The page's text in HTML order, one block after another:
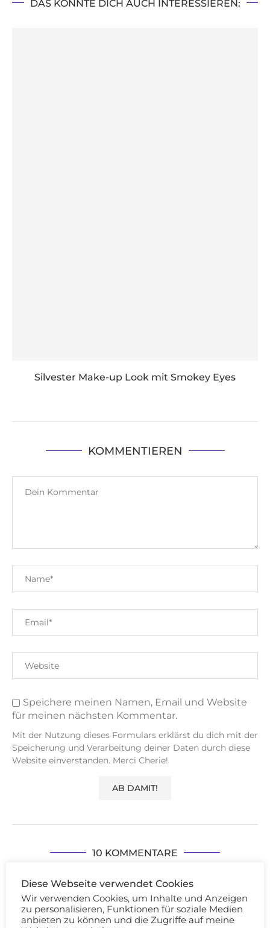
DAS KÖNNTE DICH AUCH INTERESSIEREN:
Silvester Make-up Look mit Smokey Eyes
KOMMENTIEREN
Speichere meinen Namen, Email und Website
für meinen nächsten Kommentar.
Mit der Nutzung dieses Formulars erklärst du dich mit der
Speicherung und Verarbeitung deiner Daten durch diese
Website einverstanden. Merci Cherie!
10 KOMMENTARE
AMELIE UND MAGALIE
11/01/2012 - 19:57
Glückwunsch zum Job! Das Amu ist auch sehr
Diese Webseite verwendet Cookies
Wir verwenden Cookies, um Inhalte und Anzeigen
zu personalisieren, Funktionen für soziale Medien
anbieten zu können und die Zugriffe auf meine